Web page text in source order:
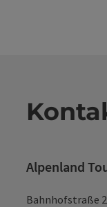
Alpenland
Bahnhofstraße 2